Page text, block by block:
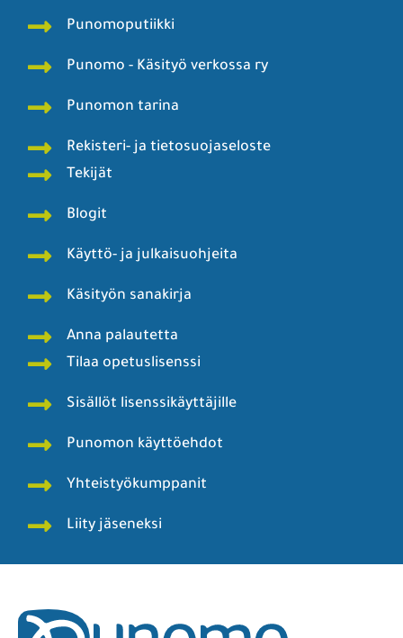
Punomoputiikki
Punomo - Käsityö verkossa ry
Punomon tarina
Rekisteri- ja tietosuojaseloste
Tekijät
Blogit
Käyttö- ja julkaisuohjeita
Käsityön sanakirja
Anna palautetta
Tilaa opetuslisenssi
Sisällöt lisenssikäyttäjille
Punomon käyttöehdot
Yhteistyökumppanit
Liity jäseneksi